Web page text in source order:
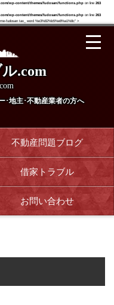
wp-content/themes/fudosan/functions.php on line 263
wp-content/themes/fudosan/functions.php on line 263
fudosan tax_ word %e3%82%b5%e8%a1%8c" >
.com
･地主･不動産業者の方へ
不動産問題ブログ
借家トラブル
お問い合わせ